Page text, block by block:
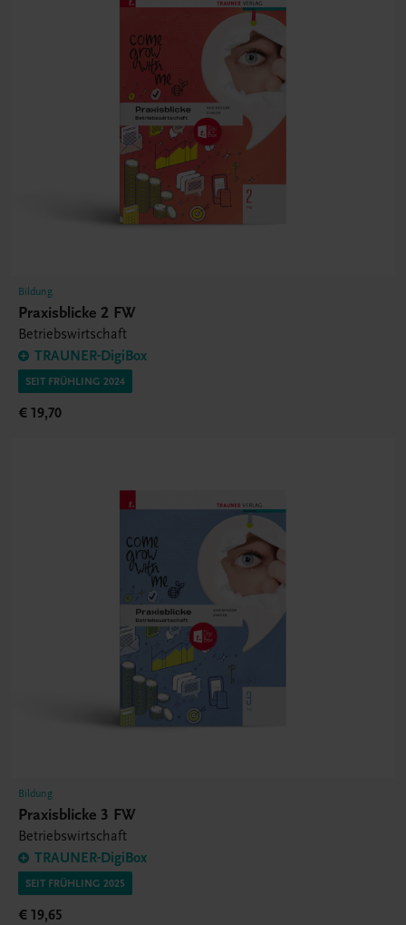
Bildung
Praxisblicke 2 FW
Betriebswirtschaft
TRAUNER-DigiBox
SEIT FRÜHLING 2024
€ 19,70
Bildung
Praxisblicke 3 FW
Betriebswirtschaft
TRAUNER-DigiBox
SEIT FRÜHLING 2025
€ 19,65